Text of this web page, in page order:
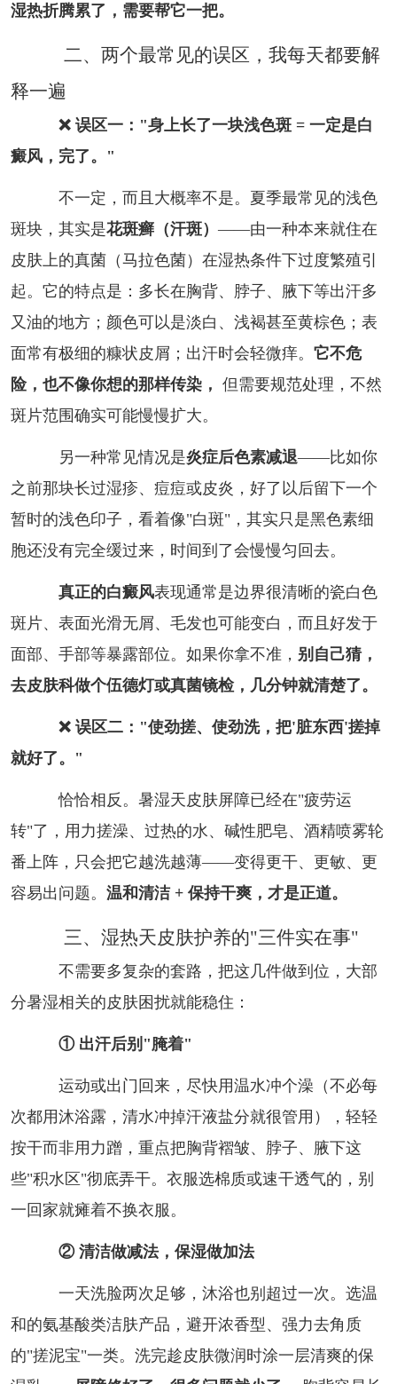
湿热折腾累了，需要帮它一把。
二、两个最常见的误区，我每天都要解
释一遍
❌ 误区一："身上长了一块浅色斑 = 一定是白
癜风，完了。"
不一定，而且大概率不是。夏季最常见的浅色
斑块，其实是花斑癣（汗斑） ——由一种本来就住在
皮肤上的真菌（马拉色菌）在湿热条件下过度繁殖引
起。它的特点是：多长在胸背、脖子、腋下等出汗多
又油的地方；颜色可以是淡白、浅褐甚至黄棕色；表
面常有极细的糠状皮屑；出汗时会轻微痒。 它不危
险，也不像你想的那样传染， 但需要规范处理，不然
斑片范围确实可能慢慢扩大。
另一种常见情况是炎症后色素减退——比如你
之前那块长过湿疹、痘痘或皮炎，好了以后留下一个
暂时的浅色印子，看着像"白斑"，其实只是黑色素细
胞还没有完全缓过来，时间到了会慢慢匀回去。
真正的白癜风表现通常是边界很清晰的瓷白色
斑片、表面光滑无屑、毛发也可能变白，而且好发于
面部、手部等暴露部位。如果你拿不准， 别自己猜，
去皮肤科做个伍德灯或真菌镜检，几分钟就清楚了。
❌ 误区二："使劲搓、使劲洗，把'脏东西'搓掉
就好了。"
恰恰相反。暑湿天皮肤屏障已经在"疲劳运
转"了，用力搓澡、过热的水、碱性肥皂、酒精喷雾轮
番上阵，只会把它越洗越薄——变得更干、更敏、更
容易出问题。 温和清洁 + 保持干爽，才是正道。
三、湿热天皮肤护养的"三件实在事"
不需要多复杂的套路，把这几件做到位，大部
分暑湿相关的皮肤困扰就能稳住：
① 出汗后别"腌着"
运动或出门回来，尽快用温水冲个澡（不必每
次都用沐浴露，清水冲掉汗液盐分就很管用），轻轻
按干而非用力蹭，重点把胸背褶皱、脖子、腋下这
些"积水区"彻底弄干。衣服选棉质或速干透气的，别
一回家就瘫着不换衣服。
② 清洁做减法，保湿做加法
一天洗脸两次足够，沐浴也别超过一次。选温
和的氨基酸类洁肤产品，避开浓香型、强力去角质
的"搓泥宝"一类。洗完趁皮肤微润时涂一层清爽的保